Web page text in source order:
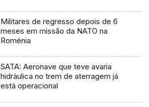
Militares de regresso depois de 6
meses em missão da NATO na
Roménia
SATA: Aeronave que teve avaria
hidráulica no trem de aterragem já
está operacional